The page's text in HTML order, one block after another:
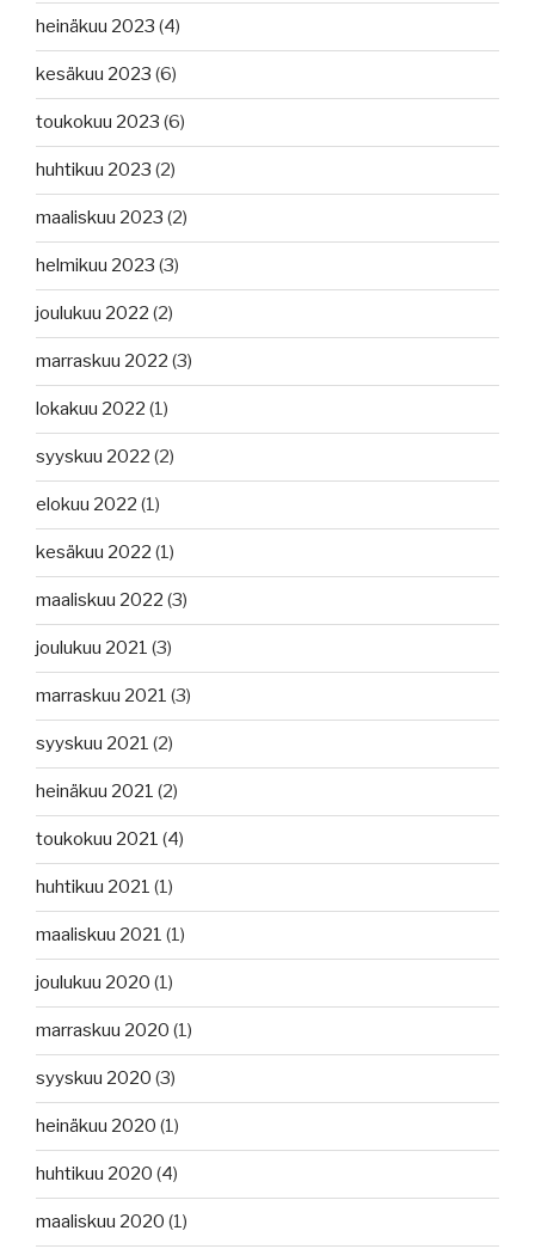
heinäkuu 2023 (4)
kesäkuu 2023 (6)
toukokuu 2023 (6)
huhtikuu 2023 (2)
maaliskuu 2023 (2)
helmikuu 2023 (3)
joulukuu 2022 (2)
marraskuu 2022 (3)
lokakuu 2022 (1)
syyskuu 2022 (2)
elokuu 2022 (1)
kesäkuu 2022 (1)
maaliskuu 2022 (3)
joulukuu 2021 (3)
marraskuu 2021 (3)
syyskuu 2021 (2)
heinäkuu 2021 (2)
toukokuu 2021 (4)
huhtikuu 2021 (1)
maaliskuu 2021 (1)
joulukuu 2020 (1)
marraskuu 2020 (1)
syyskuu 2020 (3)
heinäkuu 2020 (1)
huhtikuu 2020 (4)
maaliskuu 2020 (1)